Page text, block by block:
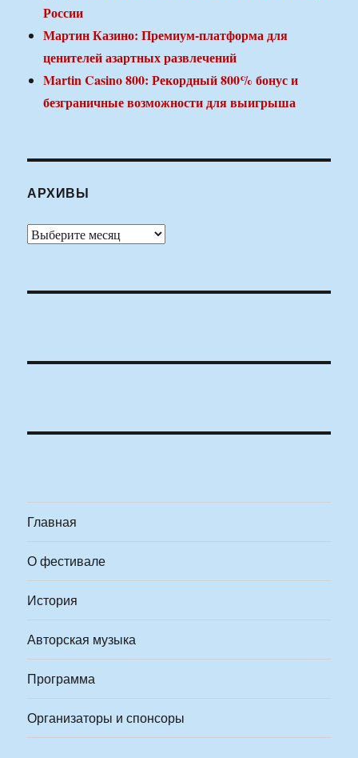
России
Мартин Казино: Премиум-платформа для
ценителей азартных развлечений
Martin Casino 800: Рекордный 800% бонус и
безграничные возможности для выигрыша
АРХИВЫ
Архивы
Главная
О фестивале
История
Авторская музыка
Программа
Организаторы и спонсоры